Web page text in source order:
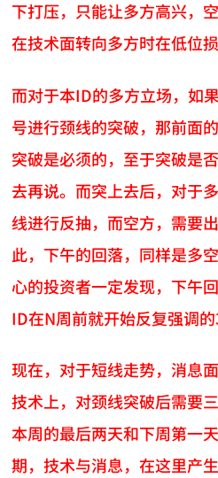
下打压，只能让多方高兴，
在技术面转向多方时在低位
而对于本ID的多方立场，如
号进行颈线的突破，那前面
突破是必须的，至于突破是
去再说。而突上去后，对于
线进行反抽，而空方，需要
此，下午的回落，同样是多
心的投资者一定发现，下午
ID在N周前就开始反复强调的
现在，对于短线走势，消息
技术上，对颈线突破后需要
本周的最后两天和下周第一
期，技术与消息，在这里产